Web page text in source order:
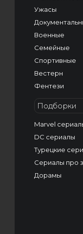
Ужасы
Военные
Семейные
Спортивные
Вестерн
Фентези
Подборки
Marvel
DC сериалы
Турецкие
Сериалы про
Дорамы